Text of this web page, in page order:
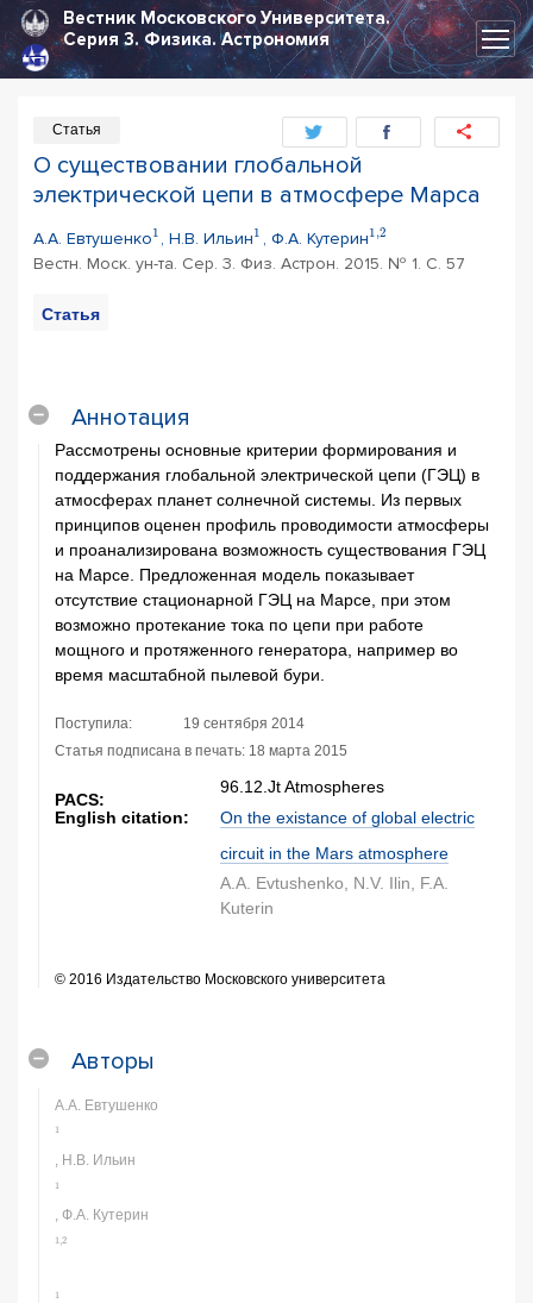
Вестник Московского Университета.
Серия 3. Физика. Астрономия
Статья
О существовании глобальной
электрической цепи в атмосфере Марса
А.А. Евтушенко1 , Н.В. Ильин1 , Ф.А. Кутерин1,2
Вестн. Моск. ун-та. Сер. 3. Физ. Астрон. 2015. № 1. С. 57
Статья
Аннотация
Рассмотрены основные критерии формирования и
поддержания глобальной электрической цепи (ГЭЦ) в
атмосферах планет солнечной системы. Из первых
принципов оценен профиль проводимости атмосферы
и проанализирована возможность существования ГЭЦ
на Марсе. Предложенная модель показывает
отсутствие стационарной ГЭЦ на Марсе, при этом
возможно протекание тока по цепи при работе
мощного и протяженного генератора, например во
время масштабной пылевой бури.
Поступила:
19 сентября 2014
Статья подписана в печать: 18 марта 2015
PACS:
96.12.Jt Atmospheres
English citation:
On the existance of global electric
circuit in the Mars atmosphere
A.A. Evtushenko, N.V. Ilin, F.A.
Kuterin
© 2016 Издательство Московского университета
Авторы
А.А. Евтушенко
1
, Н.В. Ильин
1
, Ф.А. Кутерин
1 ,2
1